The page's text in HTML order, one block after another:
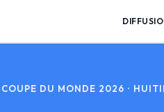
COUPE DU MONDE 2026 ·